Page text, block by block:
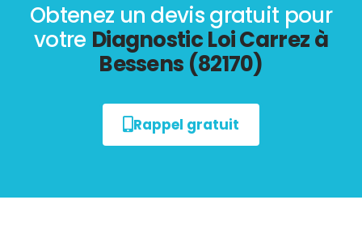
Obtenez un devis gratuit pour
votre Diagnostic Loi Carrez à
Bessens (82170)
Rappel gratuit